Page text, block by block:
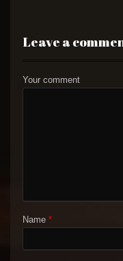
Leave a
Your comment
Name *